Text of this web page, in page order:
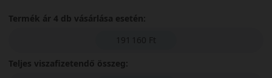
Termék ár 4 db vásárlása esetén:
191 160 Ft
Teljes viszafizetendő összeg: